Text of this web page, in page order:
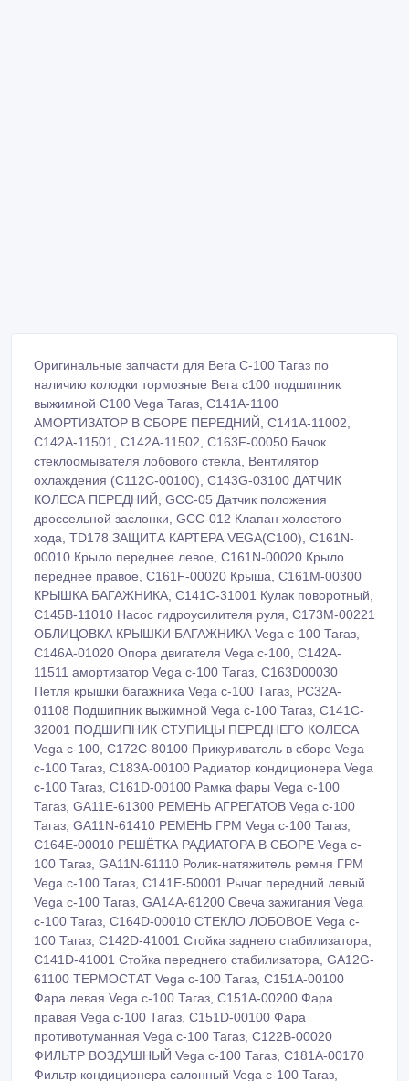
Оригинальные запчасти для Вега С-100 Тагаз по
наличию колодки тормозные Вега с100 подшипник
выжимной C100 Vega Тагаз, C141A-1100
АМОРТИЗАТОР В СБОРЕ ПЕРЕДНИЙ, C141A-11002,
C142A-11501, C142A-11502, C163F-00050 Бачок
стеклоомывателя лобового стекла, Вентилятор
охлаждения (C112C-00100), C143G-03100 ДАТЧИК
КОЛЕСА ПЕРЕДНИЙ, GCC-05 Датчик положения
дроссельной заслонки, GCC-012 Клапан холостого
хода, TD178 ЗАЩИТА КАРТЕРА VEGA(C100), C161N-
00010 Крыло переднее левое, C161N-00020 Крыло
переднее правое, C161F-00020 Крыша, C161M-00300
КРЫШКА БАГАЖНИКА, C141C-31001 Кулак поворотный,
C145B-11010 Насос гидроусилителя руля, C173M-00221
ОБЛИЦОВКА КРЫШКИ БАГАЖНИКА Vega c-100 Тагаз,
C146A-01020 Опора двигателя Vega c-100, C142A-
11511 амортизатор Vega c-100 Тагаз, C163D00030
Петля крышки багажника Vega c-100 Тагаз, PC32A-
01108 Подшипник выжимной Vega c-100 Тагаз, C141C-
32001 ПОДШИПНИК СТУПИЦЫ ПЕРЕДНЕГО КОЛЕСА
Vega c-100, C172C-80100 Прикуриватель в сборе Vega
c-100 Тагаз, C183A-00100 Радиатор кондиционера Vega
c-100 Тагаз, C161D-00100 Рамка фары Vega c-100
Тагаз, GA11E-61300 РЕМЕНЬ АГРЕГАТОВ Vega c-100
Тагаз, GA11N-61410 РЕМЕНЬ ГРМ Vega c-100 Тагаз,
C164E-00010 РЕШЁТКА РАДИАТОРА В СБОРЕ Vega c-
100 Тагаз, GA11N-61110 Ролик-натяжитель ремня ГРМ
Vega c-100 Тагаз, C141E-50001 Рычаг передний левый
Vega c-100 Тагаз, GA14A-61200 Свеча зажигания Vega
c-100 Тагаз, C164D-00010 СТЕКЛО ЛОБОВОЕ Vega c-
100 Тагаз, C142D-41001 Стойка заднего стабилизатора,
C141D-41001 Стойка переднего стабилизатора, GA12G-
61100 ТЕРМОСТАТ Vega c-100 Тагаз, C151A-00100
Фара левая Vega c-100 Тагаз, C151A-00200 Фара
правая Vega c-100 Тагаз, C151D-00100 Фара
противотуманная Vega c-100 Тагаз, C122B-00020
ФИЛЬТР ВОЗДУШНЫЙ Vega c-100 Тагаз, C181A-00170
Фильтр кондиционера салонный Vega c-100 Тагаз,